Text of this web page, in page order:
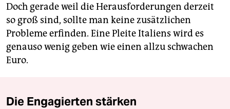
Doch gerade weil die Herausforderungen derzeit
so groß sind, sollte man keine zusätzlichen
Probleme erfinden. Eine Pleite Italiens wird es
genauso wenig geben wie einen allzu schwachen
Euro.
Die Engagierten stärken